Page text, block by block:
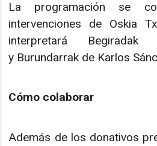
La programación se
intervenciones de Oskia
interpretará
y Burundarrak de Karlos
Cómo colaborar
Además de los donativos